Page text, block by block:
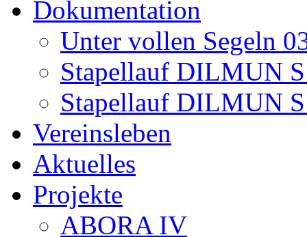
Dokumentation
Unter vollen Segeln
Stapellauf DILMUN
Stapellauf DILMUN
Vereinsleben
Aktuelles
Projekte
ABORA IV